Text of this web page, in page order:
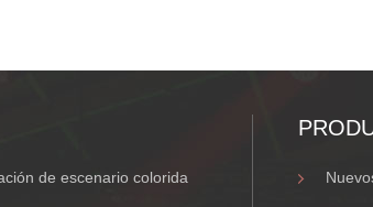
de escenario colorida